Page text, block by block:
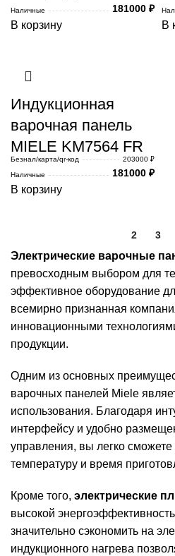
Наличные
181000 ₽
В корзину В
Индукционная
варочная панель
MIELE KM7564 FR
Безнал/карта/qr-код
203000 ₽
Наличные
181000 ₽
В корзину
2 3
Электрические варочные
превосходным выбором для
эффективное оборудование
всемирно признанная
инновационными
продукции.
Одним из основных
варочных панелей Miele
использования. Благодаря
интерфейсу и удобно
управления, вы легко сможете
температуру и время
Кроме того, электрические
высокой
значительно сэкономить на
индукционного нагрева